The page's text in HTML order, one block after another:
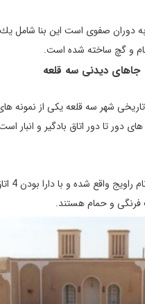
صفوی است اين بنا شامل
جاهای دیدنی سه قلعه
شهر سه قلعه يكی از
دور تا دور اتاق بادگير و